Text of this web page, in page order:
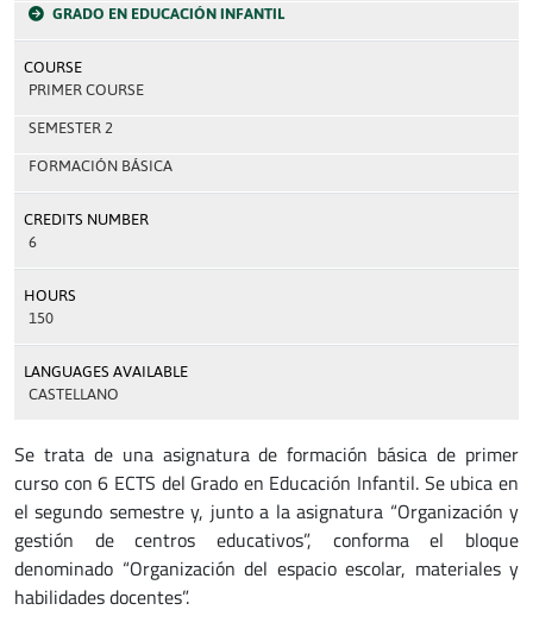
GRADO EN EDUCACIÓN INFANTIL
COURSE
PRIMER COURSE
SEMESTER 2
FORMACIÓN BÁSICA
CREDITS NUMBER
6
HOURS
150
LANGUAGES AVAILABLE
CASTELLANO
Se trata de una asignatura de formación básica de primer
curso con 6 ECTS del Grado en Educación Infantil. Se ubica en
el segundo semestre y, junto a la asignatura “Organización y
gestión de centros educativos”, conforma el bloque
denominado “Organización del espacio escolar, materiales y
habilidades docentes”.